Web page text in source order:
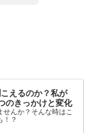
えるのか？私が
のきっかけと変化
んか？そんな時はこ
！？